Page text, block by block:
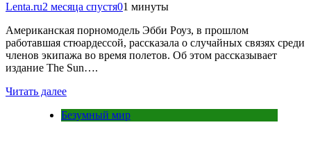
Lenta.ru2 месяца спустя01 минуты
Американская порномодель Эбби Роуз, в прошлом
работавшая стюардессой, рассказала о случайных связях среди
членов экипажа во время полетов. Об этом рассказывает
издание The Sun….
Читать далее
Безумный мир